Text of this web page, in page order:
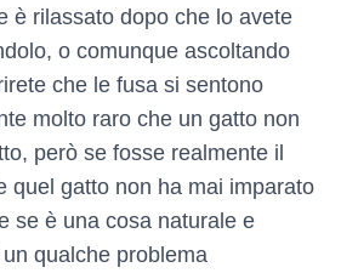
è rilassato dopo che lo avete
o comunque ascoltando
che le fusa si sentono
molto raro che un gatto non
però se fosse realmente il
quel gatto non ha mai imparato
se è una cosa naturale e
qualche problema